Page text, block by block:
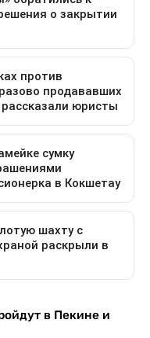
в Пекине и